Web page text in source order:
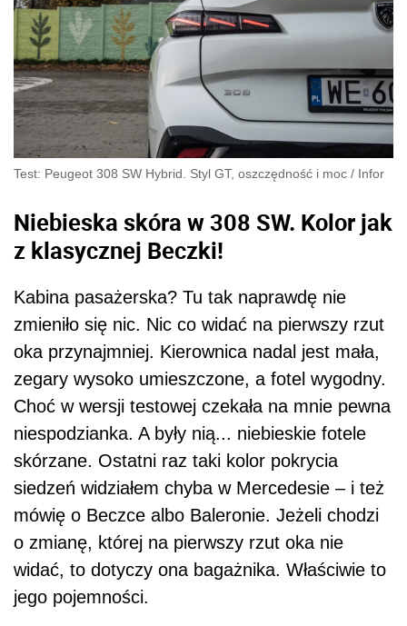
Test: Peugeot 308 SW Hybrid. Styl GT, oszczędność i moc / Infor
Niebieska skóra w 308 SW. Kolor jak
z klasycznej Beczki!
Kabina pasażerska? Tu tak naprawdę nie
zmieniło się nic. Nic co widać na pierwszy rzut
oka przynajmniej. Kierownica nadal jest mała,
zegary wysoko umieszczone, a fotel wygodny.
Choć w wersji testowej czekała na mnie pewna
niespodzianka. A były nią... niebieskie fotele
skórzane. Ostatni raz taki kolor pokrycia
siedzeń widziałem chyba w Mercedesie – i też
mówię o Beczce albo Baleronie. Jeżeli chodzi
o zmianę, której na pierwszy rzut oka nie
widać, to dotyczy ona bagażnika. Właściwie to
jego pojemności.